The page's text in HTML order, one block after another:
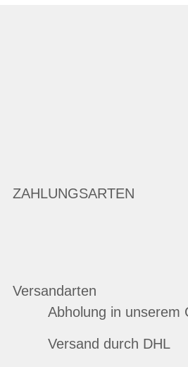
ZAHLUNGSARTEN
Versandarten
Abholung in unserem
Versand durch DHL